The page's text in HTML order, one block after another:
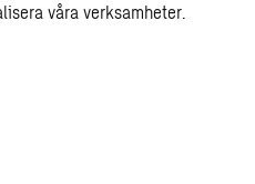
våra verksamheter.